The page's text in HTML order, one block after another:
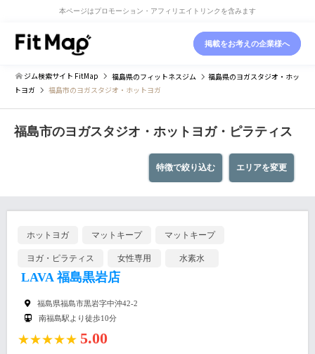
本ページはプロモーション・アフィリエイトリンクを含みます
掲載をお考えの企業様へ
ジム検索サイト FitMap 福島県のフィットネスジム 福島県のヨガスタジオ・ホッ
トヨガ
福島市のヨガスタジオ・ホットヨガ
福島市のヨガスタジオ・ホットヨガ・ピラティス
エリアを変更
特徴で絞り込む
ホットヨガ マットキープ マットキープ
ヨガ・ピラティス 女性専用 水素水
LAVA 福島黒岩店
福島県福島市黒岩字中沖42-2
南福島駅より徒歩10分
★★★★★ 5.00